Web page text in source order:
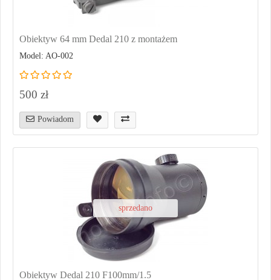
Obiektyw 64 mm Dedal 210 z montażem
Model: AO-002
500 zł
Powiadom
sprzedano
Obiektyw Dedal 210 F100mm/1.5